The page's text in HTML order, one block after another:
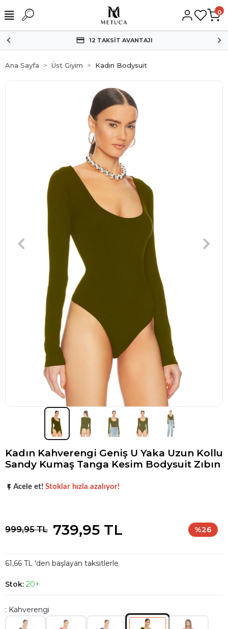
0
HIZLI KARGO
Ana Sayfa Üst Giyim Kadın Bodysuit
Kadın Kahverengi Geniş U Yaka Uzun Kollu
Sandy Kumaş Tanga Kesim Bodysuit Zıbın
Popüler seçim!Gardırobunuz için harika bir tercih.
Acele et! Stoklar hızla azalıyor!
999,95 TL 739,95 TL %26
61,66 TL 'den başlayan taksitlerle
Stok: 20+
: Kahverengi